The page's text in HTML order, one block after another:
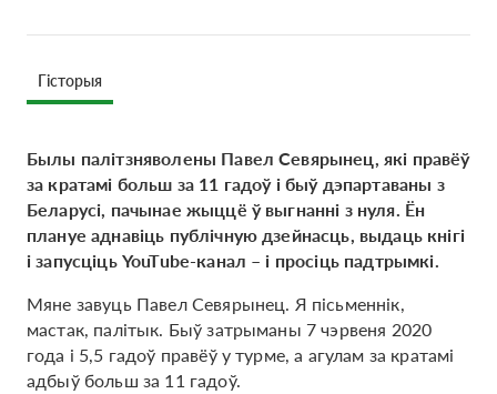
Гісторыя
Былы палітзняволены Павел Севярынец, які правёў
за кратамі больш за 11 гадоў і быў дэпартаваны з
Беларусі, пачынае жыццё ў выгнанні з нуля. Ён
плануе аднавіць публічную дзейнасць, выдаць кнігі
і запусціць YouTube-канал – і просіць падтрымкі.
Мяне завуць Павел Севярынец. Я пісьменнік,
мастак, палітык. Быў затрыманы 7 чэрвеня 2020
года і 5,5 гадоў правёў у турме, а агулам за кратамі
адбыў больш за 11 гадоў.